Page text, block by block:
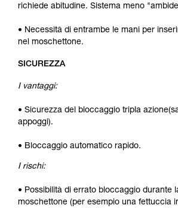
richiede abitudine. Sistema meno
• Necessità di entrambe le mani per
nel moschettone.
SICUREZZA
I vantaggi:
• Sicurezza del bloccaggio tripla
appoggi).
• Bloccaggio automatico rapido.
I rischi:
• Possibilità di errato bloccaggio durante
moschettone (per esempio una fettuccia